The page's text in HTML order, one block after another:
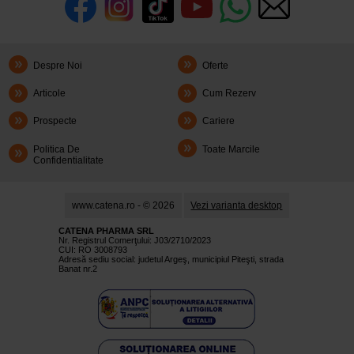
Despre Noi Oferte
Articole Cum Rezerv
Prospecte Cariere
Politica De
Confidentialitate
Toate Marcile
www.catena.ro - © 2026 Vezi varianta desktop
CATENA PHARMA SRL
Nr. Registrul Comerţului: J03/2710/2023
CUI: RO 3008793
Adresă sediu social: judetul Argeş, municipiul Piteşti, strada
Banat nr.2